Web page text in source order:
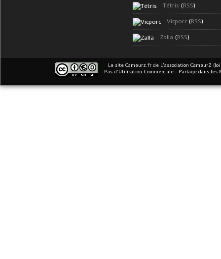
Tétris (RSS)
Vicporc (RSS)
Zalla (RSS)
Le site Gameurz.fr de L'association GameurZ (loi
Pas d’Utilisation Commerciale - Partage dans